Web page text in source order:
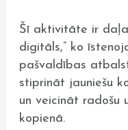
Šī aktivitāte ir daļa
digitāls,” ko
pašvaldības
stiprināt jauniešu
un veicināt radošu
kopienā.